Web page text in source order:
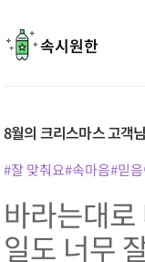
속시원한
8월의 크리스마스고객
#잘 맞춰요#속마음#믿
바라는대
일도 너무